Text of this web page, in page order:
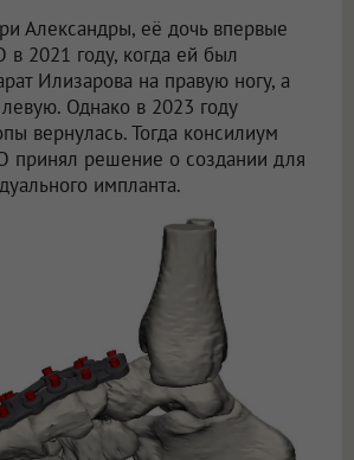
Александры, её дочь впервые
2021 году, когда ей был
Илизарова на правую ногу, а
Однако в 2023 году
вернулась. Тогда консилиум
принял решение о создании для
импланта.